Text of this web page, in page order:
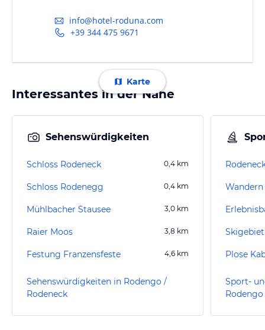
info@hotel-roduna.com
+39 344 475 9671
Karte
Interessantes in der Nähe
Sehenswürdigkeiten
Schloss Rodeneck 0,4 km
Schloss Rodenegg 0,4 km
Mühlbacher Stausee 3,0 km
Raier Moos 3,8 km
Festung Franzensfeste 4,6 km
Sehenswürdigkeiten in Rodengo /
Rodeneck
Plose
Sport-